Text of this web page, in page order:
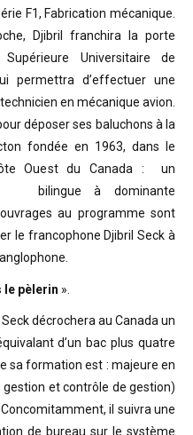
F1, Fabrication mécanique.
Djibril franchira la porte
Universitaire de
permettra d’effectuer une
en mécanique avion.
déposer ses baluchons à la
fondée en 1963, dans le
Ouest du Canada : un
bilingue à dominante
au programme sont
le francophone Djibril Seck à
le pèlerin ».
décrochera au Canada un
d’un bac plus quatre
sa formation est : majeure en
et contrôle de gestion)
il suivra une
de bureau sur le système